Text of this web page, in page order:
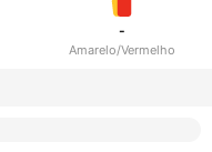
-
Amarelo/Vermelho